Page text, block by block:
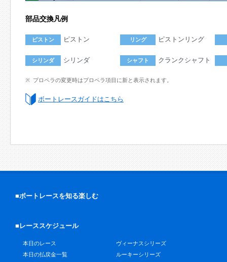
部品交換凡例
ピストン ピストン リング ピストンリング
シリンダ シリンダ シャフト クランクシャフト
プロペラの変更時はプロペラ項目に新と表示されます。
ボートレースガイドはこちら
■ボートレースを知る楽しむ
■レーススケジュール
本日のレース
本日の払戻金一覧
ヴィーナスシリーズ
ルーキーシリーズ